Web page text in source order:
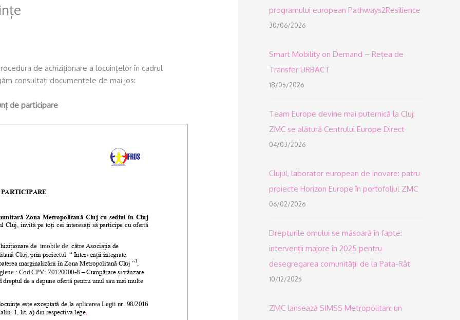
de achiziționare a locuințelor în cadrul
consultați documentele de mai jos:
de participare
programului european Pathways2Resilience
30/06/2026
Smart Mobility on Demand – Rețea de
Transfer URBACT
18/05/2026
Team Europe devine mai puternică la Cluj:
ZMC se alătură Centrului Europe Direct
04/03/2026
Clujul, laborator european de inovare: patru
proiecte Horizon Europe în portofoliul ZMC
06/02/2026
Drepturile omului se măsoară în fapte:
intervenții majore în 2025 pentru
desegregarea comunității de la Pata-Rât
10/12/2025
ZMC lansează SIMSS Metropolitan: un